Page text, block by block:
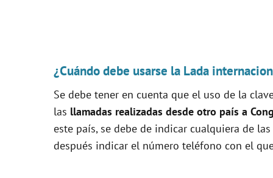
¿Cuándo debe usarse la Lada
Se debe tener en cuenta que el uso de la
las llamadas realizadas desde otro país a
este país, se debe de indicar cualquiera de
después indicar el número teléfono con el